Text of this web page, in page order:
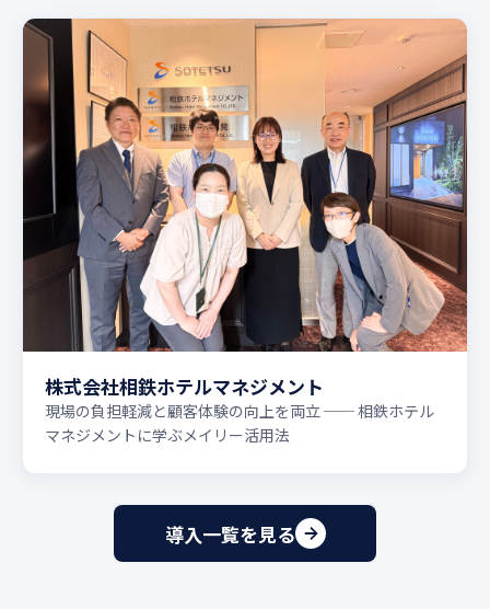
株式会社相鉄ホテルマネジメント
現場の負担軽減と顧客体験の向上を両立 ── 相鉄ホテル
マネジメントに学ぶメイリー活用法
導入一覧を見る